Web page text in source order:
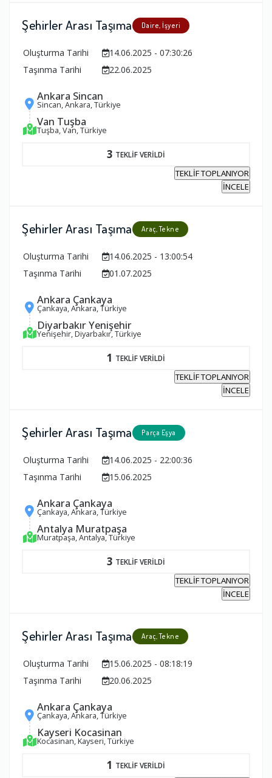
Şehirler Arası Taşıma Daire, İşyeri
Oluşturma Tarihi
14.06.2025 - 07:30:26
Taşınma Tarihi
22.06.2025
Ankara Sincan
Sincan, Ankara, Türkiye
Van Tuşba
Tuşba, Van, Türkiye
3 TEKLİF VERİLDİ
TEKLİF TOPLANIYOR
İNCELE
Şehirler Arası Taşıma Araç, Tekne
Oluşturma Tarihi
14.06.2025 - 13:00:54
Taşınma Tarihi
01.07.2025
Ankara Çankaya
Çankaya, Ankara, Türkiye
Diyarbakır Yenişehir
Yenişehir, Diyarbakır, Türkiye
1 TEKLİF VERİLDİ
TEKLİF TOPLANIYOR
İNCELE
Şehirler Arası Taşıma Parça Eşya
Oluşturma Tarihi
14.06.2025 - 22:00:36
Taşınma Tarihi
15.06.2025
Ankara Çankaya
Çankaya, Ankara, Türkiye
Antalya Muratpaşa
Muratpaşa, Antalya, Türkiye
3 TEKLİF VERİLDİ
TEKLİF TOPLANIYOR
İNCELE
Şehirler Arası Taşıma Araç, Tekne
Oluşturma Tarihi
15.06.2025 - 08:18:19
Taşınma Tarihi
20.06.2025
Ankara Çankaya
Çankaya, Ankara, Türkiye
Kayseri Kocasinan
Kocasinan, Kayseri, Türkiye
1 TEKLİF VERİLDİ